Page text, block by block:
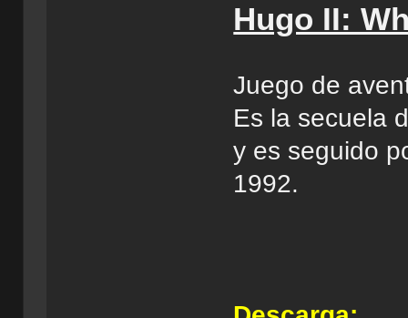
Hugo II:
Juego de
Es la secuela
y es seguido
1992.